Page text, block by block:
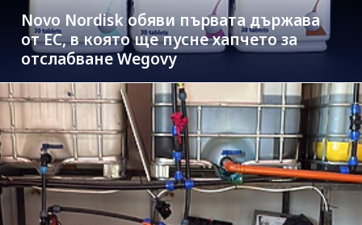
Novo Nordisk обяви първата държава
от ЕС, в която ще пусне хапчето за
отслабване Wegovy